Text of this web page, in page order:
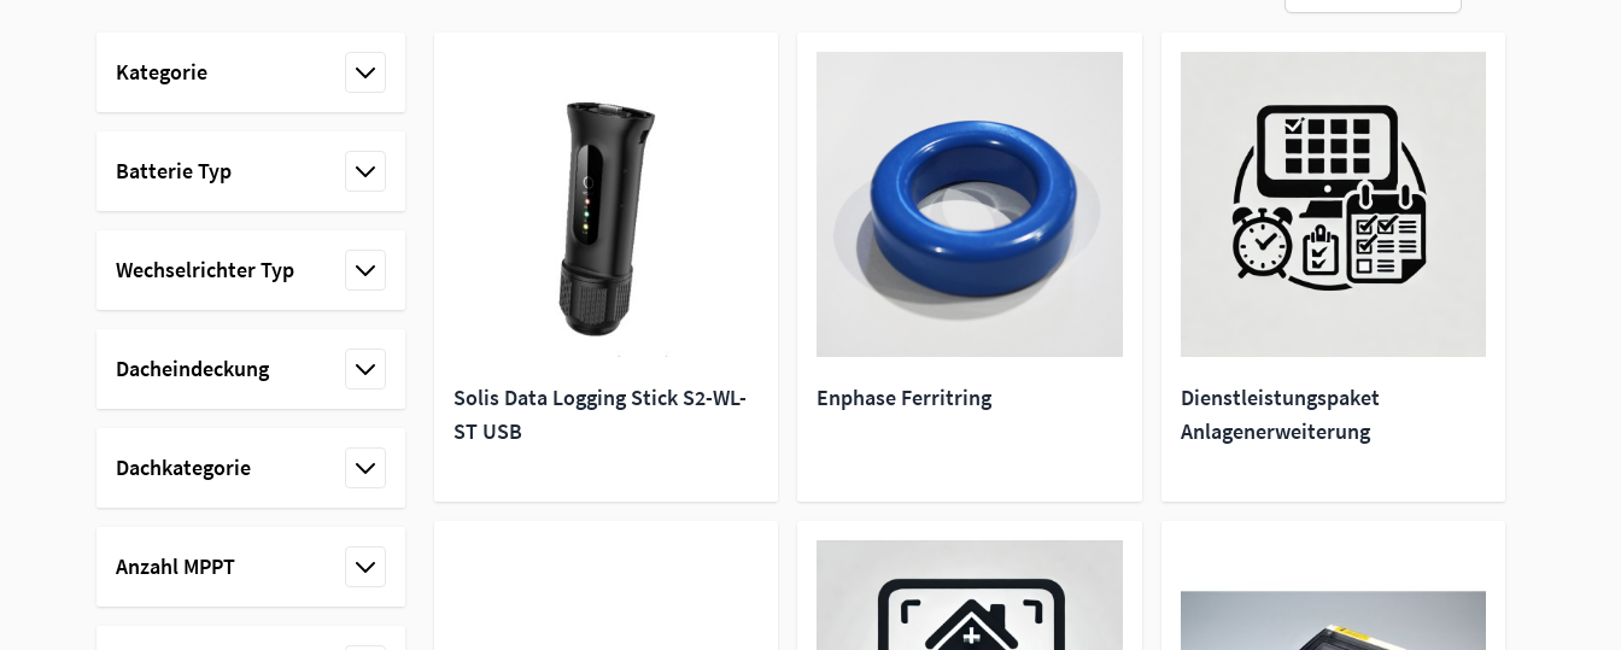
Kategorie
Batterie Typ
Wechselrichter Typ
Dacheindeckung
Dachkategorie
Anzahl MPPT
Solis Data Logging Stick S2-WL-
ST USB
Enphase Ferritring
Dienstleistungspaket
Anlagenerweiterung